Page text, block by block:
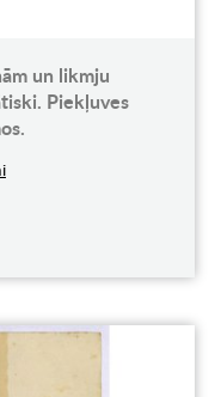
un likmju
Piekļuves